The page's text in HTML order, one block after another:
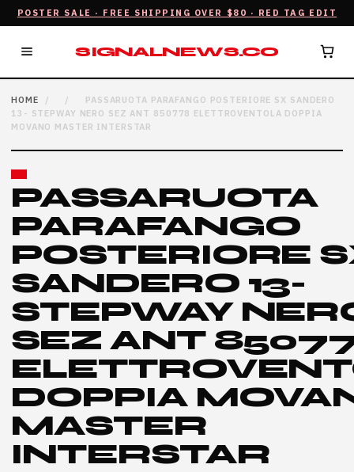
POSTER SALE · FREE SHIPPING OVER $80 · RED TAG EDIT
SIGNALNEWS.CO
HOME / /
PASSARUOTA PARAFANGO POSTERIORE SX SANDERO
13- STEPWAY NERO SEZ ANT 850778 ELETTROVENTOLA DOPPIA
MOVANO MASTER INTERSTAR
PASSARUOTA
PARAFANGO
POSTERIORE
SANDERO 13-
STEPWAY
SEZ ANT
DOPPIA
MASTER
INTERSTAR